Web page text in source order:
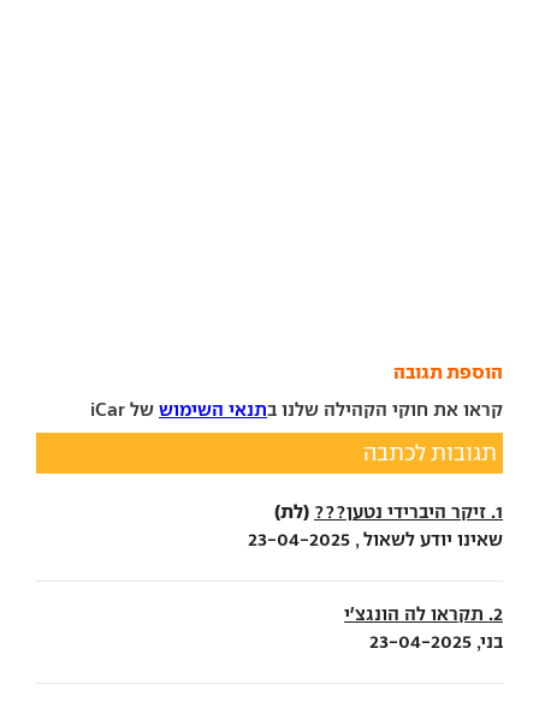
הוספת תגובה
קראו את חוקי הקהילה שלנו בתנאי השימוש של iCar
תגובות לכתבה
1. זיקר היברידי נטען??? (לת)
שאינו יודע לשאול , 23-04-2025
2. תקראו לה הונגצ׳י
בני, 23-04-2025